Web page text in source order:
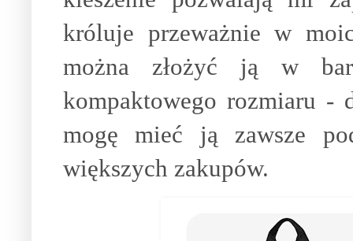
króluje przeważnie w
można złożyć ją w
kompaktowego rozmiaru -
mogę mieć ją zawsze
większych zakupów.